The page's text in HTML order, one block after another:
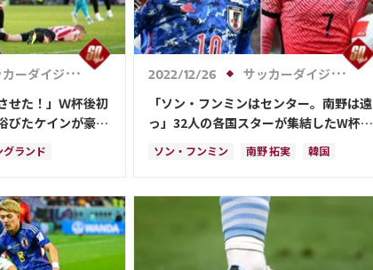
ダイジェストWeb
せた！」Ｗ杯後初
びたケインが豪快
「残酷な仕打ち
グランド
2022/12/26
サッカーダイジェストWeb
「ソン・フンミンはセンター。南野は遠
っ」32人の各国スターが集結したW杯ポ
スターの“立ち位置”に韓国注目！「日本
はよく見えない」【2022総集編】
ソン・フンミン 南野 拓実 韓国
リオネル・メッシ C・ロナウド
ベルギー
ポルトガル プレーオフ